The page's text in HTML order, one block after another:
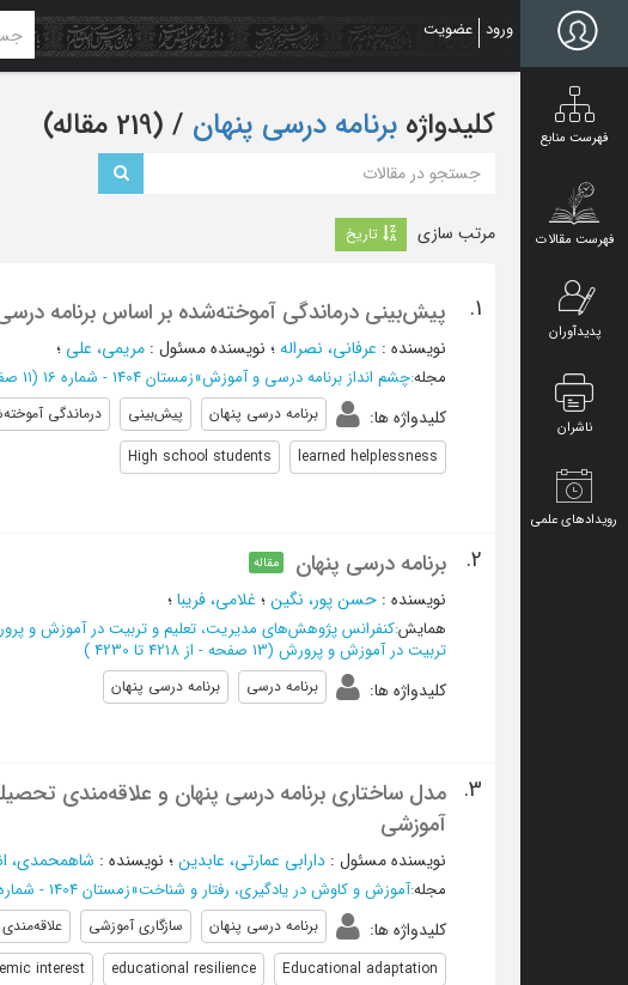
content
ورود عضویت
فهرست منابع
فهرست مقالات
پدیدآوران
ناشران
رویدادهای علمی
کلیدواژه برنامه درسی پنهان ‏/ (219 مقاله)
مرتب سازی تاریخ
1. پیش‌بینی درماندگی آموخته‌شده بر اساس برنامه
نویسنده : عرفانی، نصراله؛ نویسنده مسئول : مریمی، علی ؛
مجله:چشم انداز برنامه درسی و آموزش»زمستان 1404 - شماره 16 (‎11 صفحه -
کلیدواژه ها: برنامه درسی پنهان پیش‌بینی درماندگی‌
learned helplessness
High school students
2. برنامه درسی پنهان مقاله
نویسنده : حسن پور، نگین؛ غلامی، فریبا؛
همایش:كنفرانس پژوهش‌هاي مديريت، تعلیم و تربیت در آموزش و
تربیت در آموزش و پرورش (‎13 صفحه - از 4218 تا 4230 )
کلیدواژه ها: برنامه درسی برنامه درسی پنهان
3.
مدل ساختاری برنامه درسی پنهان و علاقه‌مندی
آموزشی
نویسنده مسئول : دارابی عمارتی، عابدین؛ نویسنده : شاهمحمدی،
مجله:آموزش و کاوش در یادگیری، رفتار و شناخت»زمستان 1404 - شماره 1
کلیدواژه ها: برنامه درسی پنهان سازگاری آموزشی
Educational adaptation
educational resilience
interest